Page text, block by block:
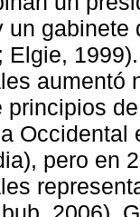
un
Elgie,
aumentó
principios
pero en